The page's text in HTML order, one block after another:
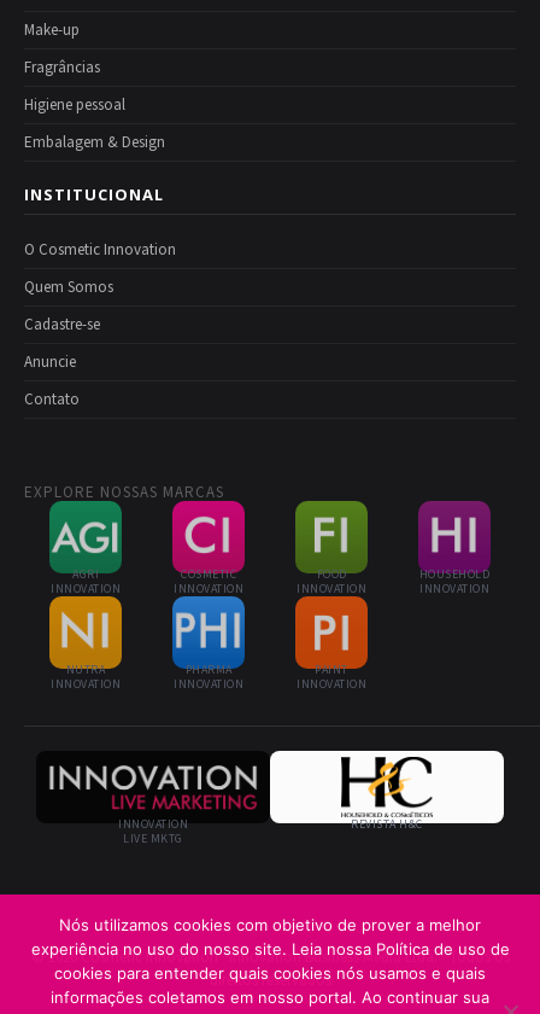
Make-up
Fragrâncias
Higiene pessoal
Embalagem & Design
INSTITUCIONAL
O Cosmetic Innovation
Quem Somos
Cadastre-se
Anuncie
Contato
EXPLORE NOSSAS MARCAS
AGRI
INNOVATION
COSMETIC
INNOVATION
FOOD
INNOVATION
HOUSEHOLD
INNOVATION
NUTRA
INNOVATION
PHARMA
INNOVATION
PAINT
INNOVATION
INNOVATION
LIVE MKTG
REVISTA H&C
© 2026 Cosmetic Innovation · Innovation Business Media Ltda. · Todos os
direitos reservados
Nós utilizamos cookies com objetivo de prover a melhor
experiência no uso do nosso site. Leia nossa Política de uso de
cookies para entender quais cookies nós usamos e quais
informações coletamos em nosso portal. Ao continuar sua